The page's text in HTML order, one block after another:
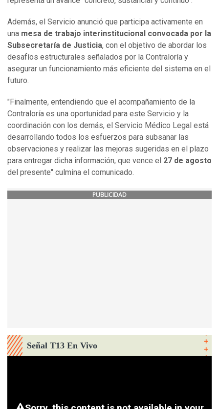
Además, el Servicio anunció que participa activamente en
una mesa de trabajo interinstitucional convocada por la
Subsecretaría de Justicia, con el objetivo de abordar los
desafíos estructurales señalados por la Contraloría y
asegurar un funcionamiento más eficiente del sistema en el
futuro.
"Finalmente, entendiendo que el acompañamiento de la
Contraloría es una oportunidad para este Servicio y la
coordinación con los demás, el Servicio Médico Legal está
desarrollando todos los esfuerzos para subsanar las
observaciones y realizar las mejoras sugeridas en el plazo
para entregar dicha información, que vence el 27 de agosto
del presente" culmina el comunicado.
PUBLICIDAD
Señal T13 En Vivo